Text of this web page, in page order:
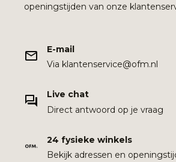
openingstijden van onze
E-mail
Via klantenservice@ofm.nl
Live chat
Direct antwoord op je vraag
24 fysieke winkels
Bekijk adressen en